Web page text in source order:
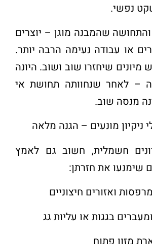
נפשי.
והתחושה שהמבנה מוגן – יוצרים
או עבודה נעימה הרבה יותר.
מיונים שיחזרו שוב ושוב. היונה
– לאחר שנחוותה תחושת אי
מנסה שוב.
ניקיון מונעים – הגנה מלאה
חשמלית, חשוב גם לאמץ
שימנעו את חזרתן:
ואזורים חיצוניים
בגגות או עליות גג